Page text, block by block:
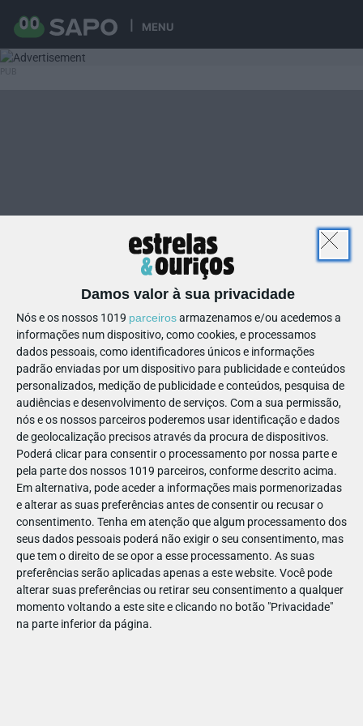
MENU
Damos valor à sua privacidade
Nós e os nossos 1019 parceirosarmazenamos e/ou acedemos a
informações num dispositivo, como cookies, e processamos
dados pessoais, como identificadores únicos e informações
padrão enviadas por um dispositivo para publicidade e conteúdos
personalizados, medição de publicidade e conteúdos, pesquisa de
audiências e desenvolvimento de serviços. Com a sua permissão,
nós e os nossos parceiros poderemos usar identificação e dados
de geolocalização precisos através da procura de dispositivos.
Poderá clicar para consentir o processamento por nossa parte e
pela parte dos nossos 1019 parceiros, conforme descrito acima.
Em alternativa, pode aceder a informações mais pormenorizadas
e alterar as suas preferências antes de consentir ou recusar o
consentimento. Tenha em atenção que algum processamento dos
seus dados pessoais poderá não exigir o seu consentimento, mas
que tem o direito de se opor a esse processamento. As suas
preferências serão aplicadas apenas a este website. Você pode
alterar suas preferências ou retirar seu consentimento a qualquer
momento voltando a este site e clicando no botão "Privacidade"
na parte inferior da página.
26
1055241397489859